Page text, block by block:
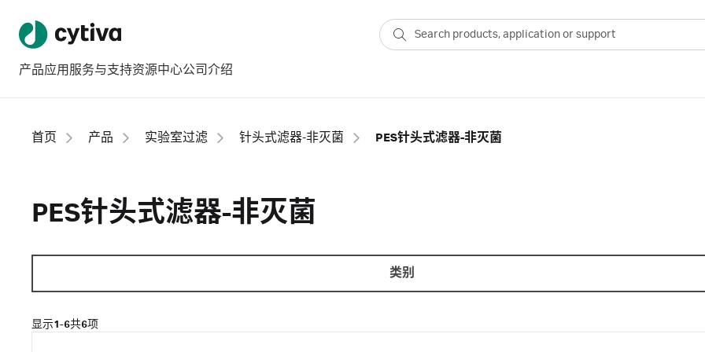
产品应用 服务与支持资源中心公司介绍
首页 产品 实验室过滤 针头式滤器-非灭菌 PES针头式滤器-非灭菌
PES针头式滤器-非灭菌
类别
显示1-6共6项